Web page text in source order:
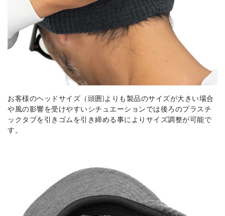
お客様のヘッドサイズ（頭囲)よりも製品のサイズが大きい場合
や風の影響を受けやすいシチュエーションでは後ろのプラスチ
ックタブを引きゴムを引き締める事によりサイズ調整が可能で
す。